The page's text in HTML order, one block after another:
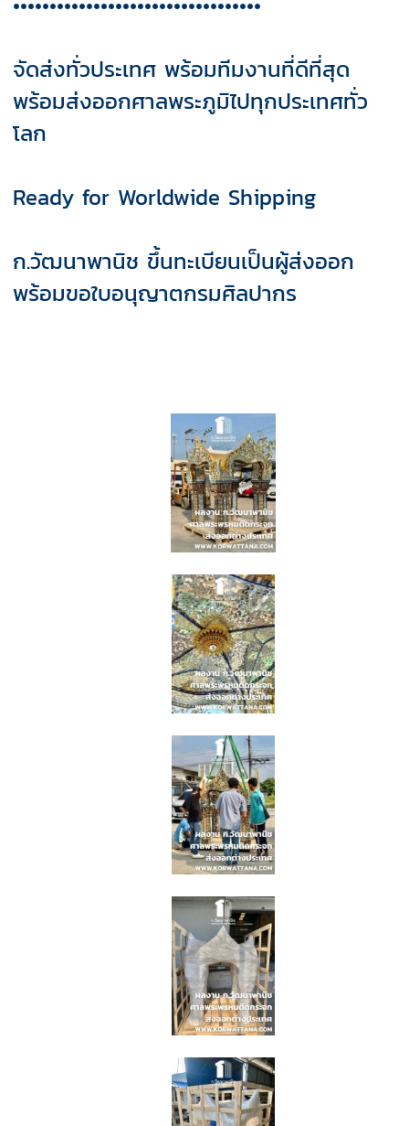
จัดส่งทั่วประเทศ พร้อมทีมงานที่ดีที่สุด
พร้อมส่งออกศาลพระภูมิไปทุกประเทศทั่ว
โลก
Ready for Worldwide Shipping
ก.วัฒนาพานิช ขึ้นทะเบียนเป็นผู้ส่งออก
พร้อมขอใบอนุญาตกรมศิลปากร